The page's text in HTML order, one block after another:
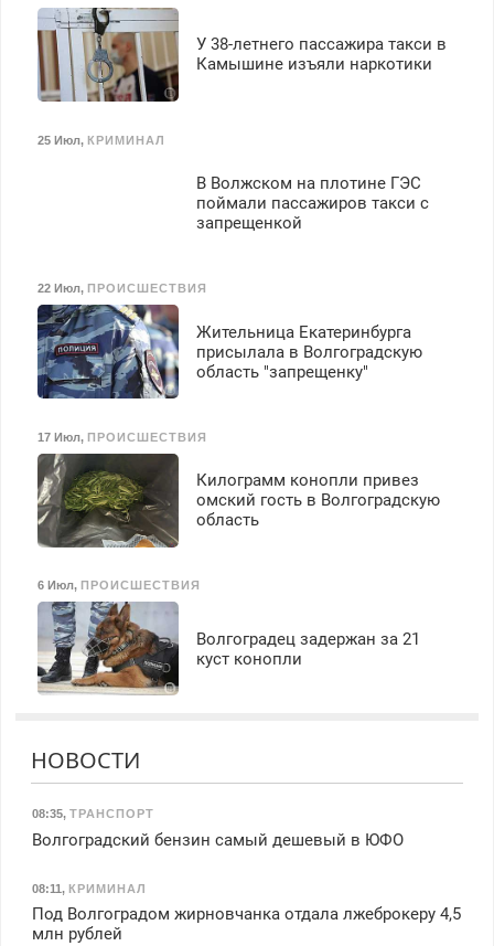
У 38-летнего пассажира такси в
Камышине изъяли наркотики
25 Июл, КРИМИНАЛ
В Волжском на плотине ГЭС
поймали пассажиров такси с
запрещенкой
22 Июл, ПРОИСШЕСТВИЯ
Жительница Екатеринбурга
присылала в Волгоградскую
область "запрещенку"
17 Июл, ПРОИСШЕСТВИЯ
Килограмм конопли привез
омский гость в Волгоградскую
область
6 Июл, ПРОИСШЕСТВИЯ
Волгоградец задержан за 21
куст конопли
НОВОСТИ
08:35, ТРАНСПОРТ
Волгоградский бензин самый дешевый в ЮФО
08:11, КРИМИНАЛ
Под Волгоградом жирновчанка отдала лжеброкеру 4,5
млн рублей